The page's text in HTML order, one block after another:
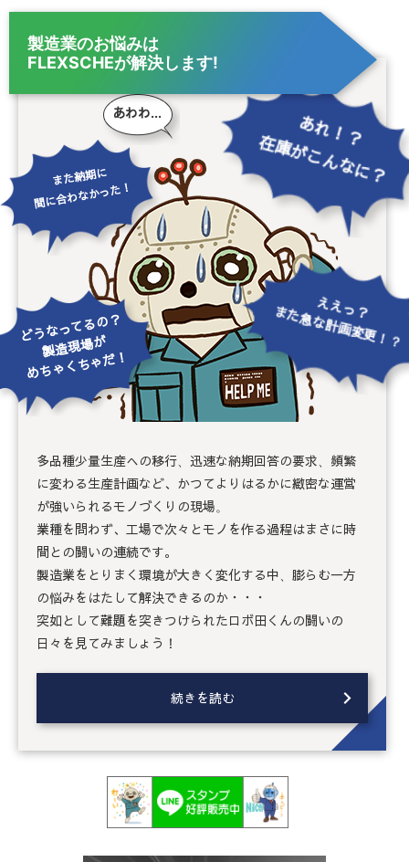
製造業のお悩みは
FLEXSCHEが解決します!
また納期に
間に合わなかった！
あれ！？
在庫がこんなに？
どうなってるの？
製造現場が
めちゃくちゃだ！
ええっ？
また急な計画変更！？
あわわ...
多品種少量生産への移行、迅速な納期回答の要求、頻繁
に変わる生産計画など、かつてよりはるかに緻密な運営
が強いられるモノづくりの現場。
業種を問わず、工場で次々とモノを作る過程はまさに時
間との闘いの連続です。
製造業をとりまく環境が大きく変化する中、膨らむ一方
の悩みをはたして解決できるのか・・・
突如として難題を突きつけられたロボ田くんの闘いの
日々を見てみましょう！
続きを読む